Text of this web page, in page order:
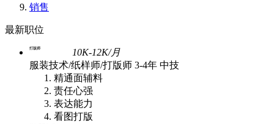
销售
最新职位
打版师
10K-12K/月
服装技术/纸样师/打版师 3-4年 中技
精通面辅料
责任心强
表达能力
看图打版